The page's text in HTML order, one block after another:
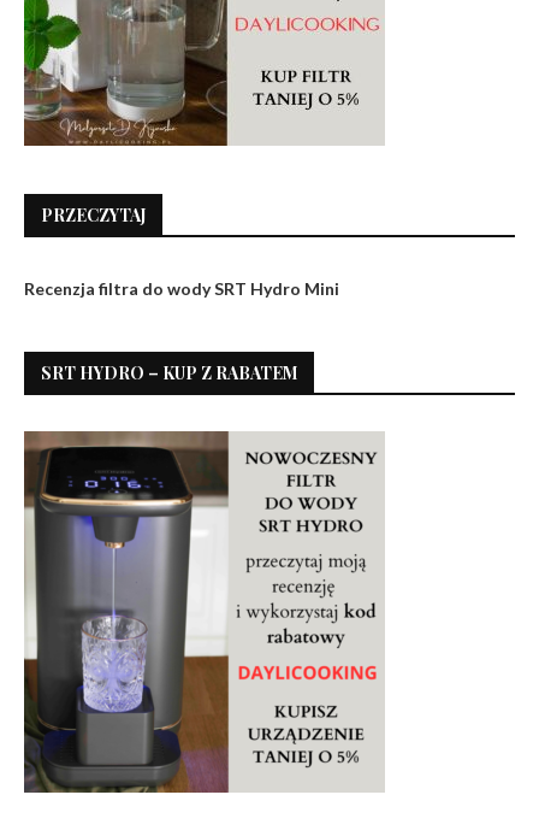
PRZECZYTAJ
Recenzja filtra do wody SRT Hydro Mini
SRT HYDRO – KUP Z RABATEM